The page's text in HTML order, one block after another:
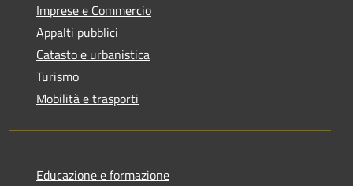
Imprese e Commercio
Appalti pubblici
Catasto e urbanistica
Turismo
Mobilità e trasporti
Educazione e formazione